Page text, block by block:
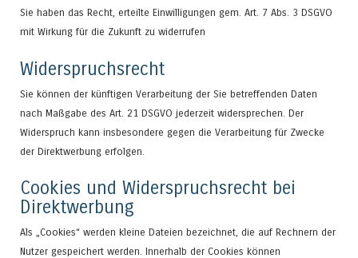
Sie haben das Recht, erteilte Einwilligungen gem. Art. 7 Abs. 3 DSGVO
mit Wirkung für die Zukunft zu widerrufen
Widerspruchsrecht
Sie können der künftigen Verarbeitung der Sie betreffenden Daten
nach Maßgabe des Art. 21 DSGVO jederzeit widersprechen. Der
Widerspruch kann insbesondere gegen die Verarbeitung für Zwecke
der Direktwerbung erfolgen.
Cookies und Widerspruchsrecht bei
Direktwerbung
Als „Cookies“ werden kleine Dateien bezeichnet, die auf Rechnern der
Nutzer gespeichert werden. Innerhalb der Cookies können